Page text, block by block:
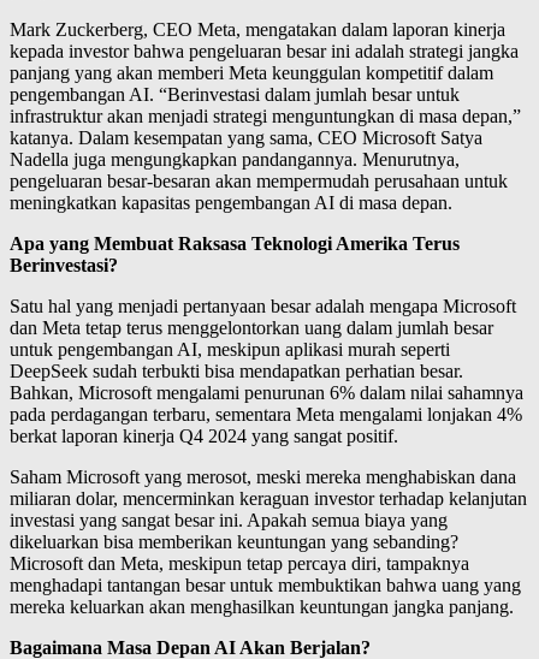
Mark Zuckerberg, CEO Meta, mengatakan dalam laporan kinerja
kepada investor bahwa pengeluaran besar ini adalah strategi jangka
panjang yang akan memberi Meta keunggulan kompetitif dalam
pengembangan AI. “Berinvestasi dalam jumlah besar untuk
infrastruktur akan menjadi strategi menguntungkan di masa depan,”
katanya. Dalam kesempatan yang sama, CEO Microsoft Satya
Nadella juga mengungkapkan pandangannya. Menurutnya,
pengeluaran besar-besaran akan mempermudah perusahaan untuk
meningkatkan kapasitas pengembangan AI di masa depan.
Apa yang Membuat Raksasa Teknologi Amerika Terus
Berinvestasi?
Satu hal yang menjadi pertanyaan besar adalah mengapa Microsoft
dan Meta tetap terus menggelontorkan uang dalam jumlah besar
untuk pengembangan AI, meskipun aplikasi murah seperti
DeepSeek sudah terbukti bisa mendapatkan perhatian besar.
Bahkan, Microsoft mengalami penurunan 6% dalam nilai sahamnya
pada perdagangan terbaru, sementara Meta mengalami lonjakan 4%
berkat laporan kinerja Q4 2024 yang sangat positif.
Saham Microsoft yang merosot, meski mereka menghabiskan dana
miliaran dolar, mencerminkan keraguan investor terhadap kelanjutan
investasi yang sangat besar ini. Apakah semua biaya yang
dikeluarkan bisa memberikan keuntungan yang sebanding?
Microsoft dan Meta, meskipun tetap percaya diri, tampaknya
menghadapi tantangan besar untuk membuktikan bahwa uang yang
mereka keluarkan akan menghasilkan keuntungan jangka panjang.
Bagaimana Masa Depan AI Akan Berjalan?